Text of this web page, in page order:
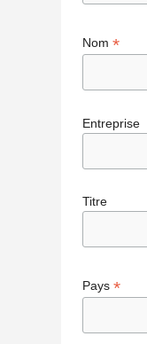
Nom *
Entreprise
Titre
Pays *